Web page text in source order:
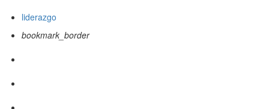
liderazgo
bookmark_border